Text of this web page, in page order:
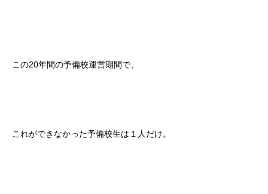
この20年間の予備校運営期間で、
これができなかった予備校生は１人だけ。